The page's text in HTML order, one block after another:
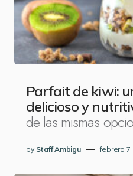
Parfait de kiwi:
delicioso y
de las mismas
by Staff Ambigu febrero 7,